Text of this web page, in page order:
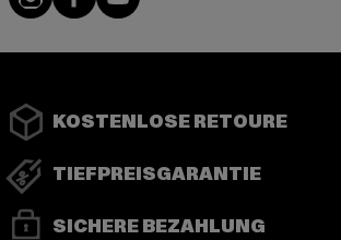
KOSTENLOSE RETOURE
TIEFPREISGARANTIE
SICHERE BEZAHLUNG